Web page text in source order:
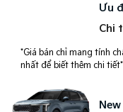
Ưu
Chi
*Giá bán chỉ mang tính
nhất để biết thêm chi tiết*